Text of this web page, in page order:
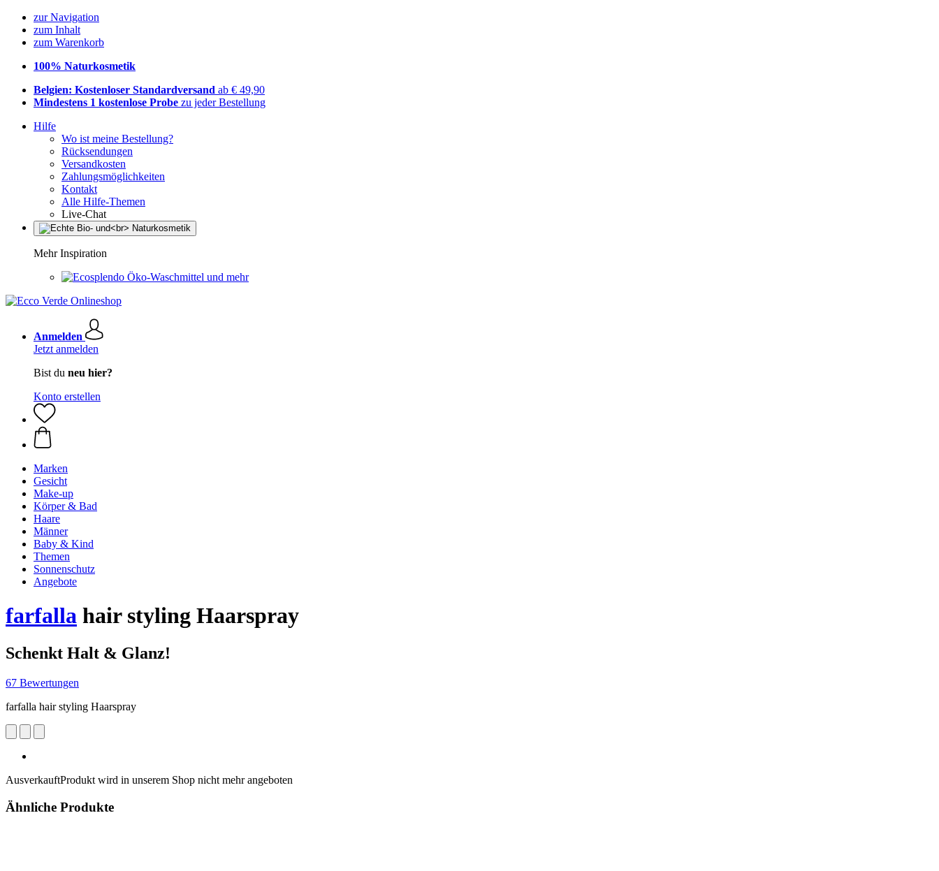
zur Navigation
zum Inhalt
zum Warenkorb
100% Naturkosmetik
Belgien: Kostenloser Standardversand ab € 49,90
Mindestens 1 kostenlose Probe zu jeder Bestellung
Hilfe
Wo ist meine Bestellung?
Rücksendungen
Versandkosten
Zahlungsmöglichkeiten
Kontakt
Alle Hilfe-Themen
Live-Chat
Mehr Inspiration
Öko-Waschmittel und mehr
Anmelden
Jetzt anmelden
Bist du neu hier?
Konto erstellen
Marken
Gesicht
Make-up
Körper & Bad
Haare
Männer
Baby & Kind
Themen
Sonnenschutz
Angebote
farfalla hair styling Haarspray
Schenkt Halt & Glanz!
67 Bewertungen
farfalla hair styling Haarspray
AusverkauftProdukt wird in unserem Shop nicht mehr angeboten
Ähnliche Produkte